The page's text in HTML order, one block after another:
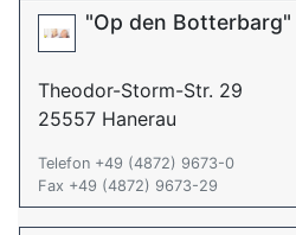
"Op den Botterbarg"
Theodor-Storm-Str. 29
25557 Hanerau
Telefon +49 (4872) 9673-0
Fax +49 (4872) 9673-29